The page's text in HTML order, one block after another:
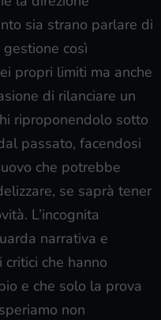
sia strano parlare di
così
propri limiti ma anche
di rilanciare un
riproponendolo sotto
passato, facendosi
che potrebbe
se saprà tener
L’incognita
narrativa e
che hanno
e che solo la prova
non